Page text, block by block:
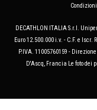
DECATHLON ITALIA S.r.l.
Euro 12.500.000 i.v. - C.F. e Iscr.
P.IVA. 11005760159 -
D'Ascq, Francia Le foto